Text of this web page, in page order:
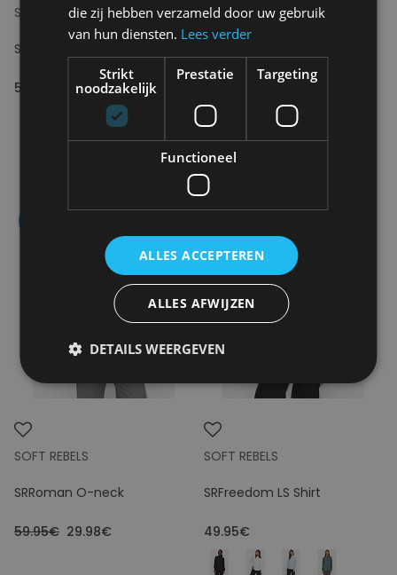
SOFT REBELS
SRFenja Stripe O-neck Top
59.95€
SOFT REBELS
29.98€
SOFT REBELS
SRRoman O-neck
59.95€ 29.98€
SOFT REBELS
SRFreedom LS Shirt
49.95€
die zij hebben verzameld door uw gebruik
van hun diensten. Lees verder
Strikt
noodzakelijk
Prestatie Targeting
Functioneel
ALLES ACCEPTEREN
ALLES AFWIJZEN
DETAILS WEERGEVEN